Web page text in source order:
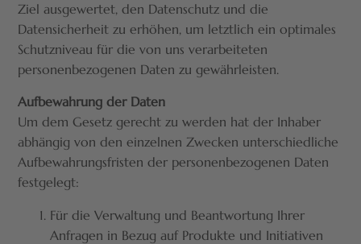
Ziel ausgewertet, den Datenschutz und die
Datensicherheit zu erhöhen, um letztlich ein optimales
Schutzniveau für die von uns verarbeiteten
personenbezogenen Daten zu gewährleisten.
Aufbewahrung der Daten
Um dem Gesetz gerecht zu werden hat der Inhaber
abhängig von den einzelnen Zwecken unterschiedliche
Aufbewahrungsfristen der personenbezogenen Daten
festgelegt:
Für die Verwaltung und Beantwortung Ihrer
Anfragen in Bezug auf Produkte und Initiativen